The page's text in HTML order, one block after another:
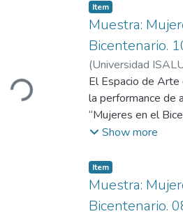
Item
Muestra:
Bicentenario.
(Universidad
Departamento de
Universidad
El Espacio de Arte
la performance de
“Mujeres en el
Dufort.
Show more
Item
Muestra:
Bicentenario.